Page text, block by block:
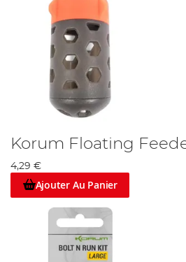
Korum Floating
4,29 €
Ajouter Au Panier